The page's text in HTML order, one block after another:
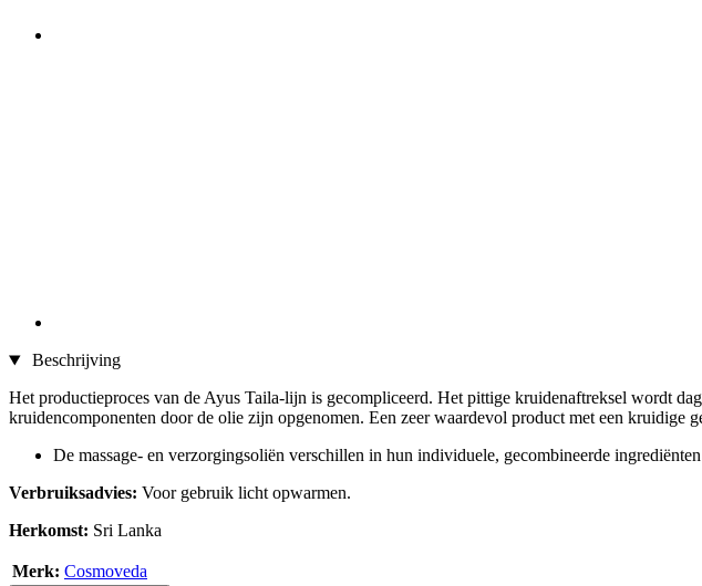
Beschrijving
Het productieproces van de Ayus Taila-lijn is gecompliceerd. Het pittige kruidenaftreksel wordt
kruidencomponenten door de olie zijn opgenomen. Een zeer waardevol product met een kruidige
De massage- en verzorgingsoliën verschillen in hun individuele, gecombineerde ingrediënten
Verbruiksadvies: Voor gebruik licht opwarmen.
Herkomst: Sri Lanka
Merk: Cosmoveda